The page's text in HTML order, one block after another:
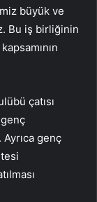
büyük ve
Bu iş birliğinin
çatısı
genç
genç